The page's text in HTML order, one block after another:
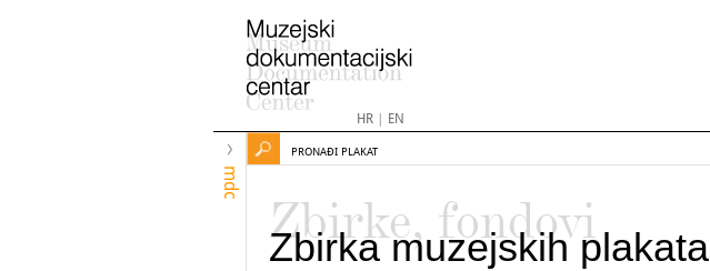
HR| EN
mdc
PRONAĐI PLAKAT
Zbirke, fondovi
Zbirka muzejskih plakata